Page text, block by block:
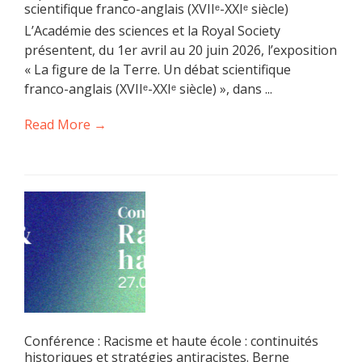
scientifique franco-anglais (XVIIᵉ-XXIᵉ siècle)
L’Académie des sciences et la Royal Society
présentent, du 1er avril au 20 juin 2026, l’exposition
« La figure de la Terre. Un débat scientifique
franco-anglais (XVIIᵉ-XXIᵉ siècle) », dans ...
Read More →
Conférence : Racisme et haute école : continuités
historiques et stratégies antiracistes. Berne